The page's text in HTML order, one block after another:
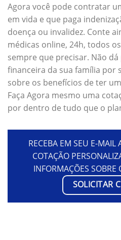
Agora você pode contratar
em vida e que paga
doença ou invalidez. Conte
médicas online, 24h, todos
sempre que precisar. Não
financeira da sua família por
sobre os benefícios de ter
Faça Agora mesmo uma
por dentro de tudo que o
RECEBA EM SEU E-
COTAÇÃO
INFORMAÇÕES SOBRE
SOLICITAR